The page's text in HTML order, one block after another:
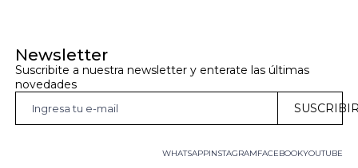
Newsletter
Suscribite a nuestra newsletter y enterate las últimas
novedades
WHATSAPP FACEBOOKYOUTUBE
INSTAGRAM